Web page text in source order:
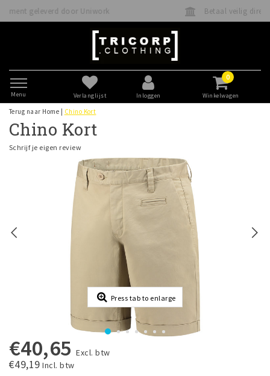
Betaal veilig direct of achteraf met Klarna
Menu Verlanglijst Inloggen
0
Winkelwagen
Terug naar Home Chino Kort
Chino Kort
Schrijf je eigen review
Press tab to enlarge
€40,65 Excl. btw
€49,19 Incl. btw